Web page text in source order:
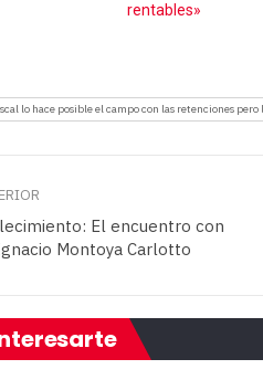
rentables»
lo hace posible el campo con las retenciones pero
El encuentro con
Montoya Carlotto